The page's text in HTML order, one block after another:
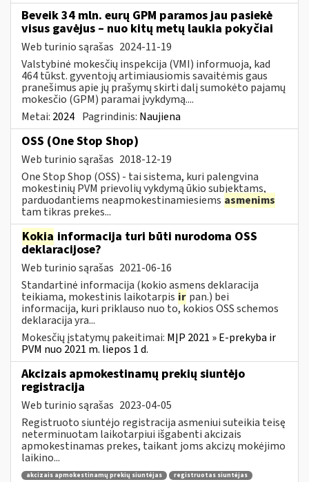
Beveik 34 mln. eurų GPM paramos jau pasiekė
visus gavėjus – nuo kitų metų laukia pokyčiai
Web turinio sąrašas 2024-11-19
Valstybinė mokesčių inspekcija (VMI) informuoja, kad
464 tūkst. gyventojų artimiausiomis savaitėmis gaus
pranešimus apie jų prašymų skirti dalį sumokėto pajamų
mokesčio (GPM) paramai įvykdymą....
Metai: 2024 Pagrindinis: Naujiena
OSS (One Stop Shop)
Web turinio sąrašas 2018-12-19
One Stop Shop (OSS) - tai sistema, kuri palengvina
mokestinių PVM prievolių vykdymą ūkio subjektams,
parduodantiems neapmokestinamiesiems asmenims
tam tikras prekes...
Kokia informacija turi būti nurodoma OSS
deklaracijose?
Web turinio sąrašas 2021-06-16
Standartinė informacija (kokio asmens deklaracija
teikiama, mokestinis laikotarpis ir pan.) bei
informacija, kuri priklauso nuo to, kokios OSS schemos
deklaracija yra...
Mokesčių įstatymų pakeitimai: MĮP 2021 » E-prekyba ir
PVM nuo 2021 m. liepos 1 d.
Akcizais apmokestinamų prekių siuntėjo
registracija
Web turinio sąrašas 2023-04-05
Registruoto siuntėjo registracija asmeniui suteikia teisę
neterminuotam laikotarpiui išgabenti akcizais
apmokestinamas prekes, taikant joms akcizų mokėjimo
laikino...
akcizais apmokestinamų prekių siuntėjas
registruotas siuntėjas